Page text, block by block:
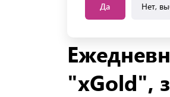
Да Нет,
Главная Каталог
"xGold",